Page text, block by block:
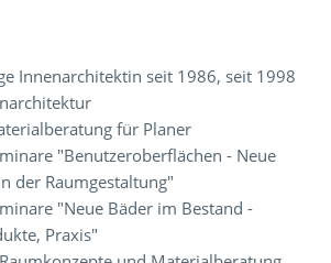
Innenarchitektin seit 1986, seit 1998
für Planer
"Benutzeroberflächen - Neue
der Raumgestaltung"
"Neue Bäder im Bestand -
Praxis"